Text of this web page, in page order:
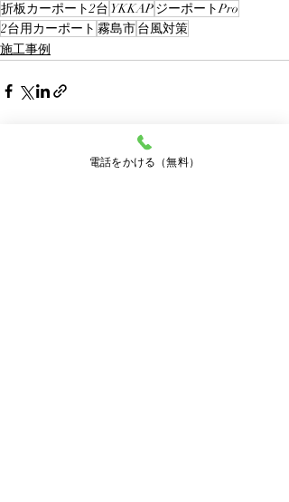
折板カーポート2台 YKKAPジーポートPro
2台用カーポート 霧島市台風対策
施工事例
電話をかける（無料）